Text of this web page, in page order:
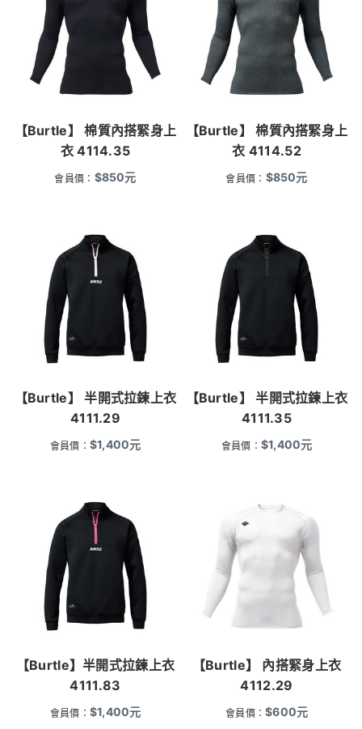
【Burtle】 棉質內搭緊身上
衣 4114.35
會員價： $850元
【Burtle】 棉質內搭緊身上
衣 4114.52
會員價： $850元
【Burtle】 半開式拉鍊上衣
4111.29
會員價： $1,400元
【Burtle】 半開式拉鍊上衣
4111.35
會員價： $1,400元
【Burtle】半開式拉鍊上衣
4111.83
會員價： $1,400元
【Burtle】 內搭緊身上衣
4112.29
會員價：$600元